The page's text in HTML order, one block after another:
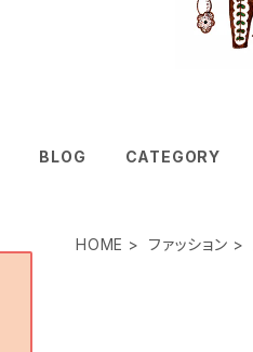
BLOG CATEGORY
HOME ファッション